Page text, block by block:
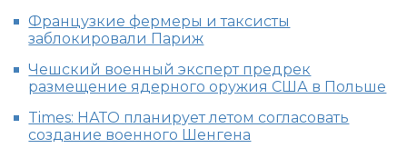
Французкие фермеры и таксисты
заблокировали Париж
Чешский военный эксперт предрек
размещение ядерного оружия США в Польше
Times: НАТО планирует летом согласовать
создание военного Шенгена